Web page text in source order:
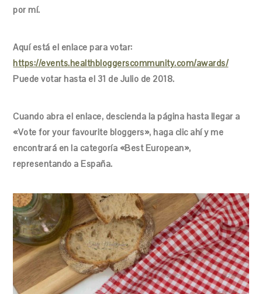
por mí.
Aquí está el enlace para votar:
https://events.healthbloggerscommunity.com/awards/
Puede votar hasta el 31 de Julio de 2018.
Cuando abra el enlace, descienda la página hasta llegar a
«Vote for your favourite bloggers», haga clic ahí y me
encontrará en la categoría «Best European»,
representando a España.